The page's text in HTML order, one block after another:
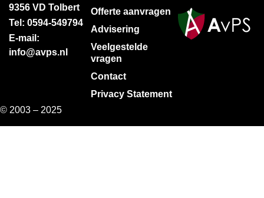
9356 VD Tolbert
Tel: 0594-549794
E-mail:
info@avps.nl
Offerte aanvragen
Advisering
Veelgestelde
vragen
Contact
Privacy Statement
© 2003 – 2025